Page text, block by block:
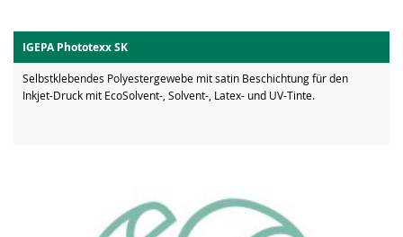
IGEPA Phototexx SK
Selbstklebendes Polyestergewebe mit satin Beschichtung für den
Inkjet-Druck mit EcoSolvent-, Solvent-, Latex- und UV-Tinte.